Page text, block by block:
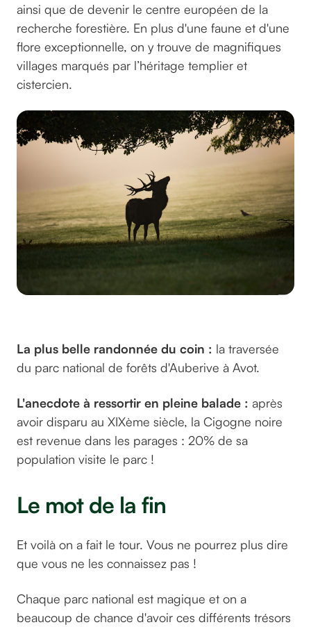
ainsi que de devenir le centre européen de la
recherche forestière. En plus d'une faune et d'une
flore exceptionnelle, on y trouve de magnifiques
villages marqués par l’héritage templier et
cistercien.
La plus belle randonnée du coin : la traversée
du parc national de forêts d'Auberive à Avot.
L'anecdote à ressortir en pleine balade : après
avoir disparu au XIXème siècle, la Cigogne noire
est revenue dans les parages : 20% de sa
population visite le parc !
Le mot de la fin
Et voilà on a fait le tour. Vous ne pourrez plus dire
que vous ne les connaissez pas !
Chaque parc national est magique et on a
beaucoup de chance d'avoir ces différents trésors